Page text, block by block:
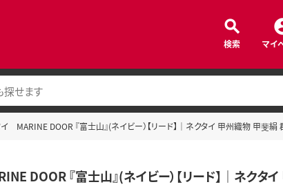
検索 マイ
MARINE DOOR 『富士山』(ネイビー）【リード】｜ネクタイ 甲州織物 甲斐
DOOR 『富士山』(ネイビー）【リード】｜ネク